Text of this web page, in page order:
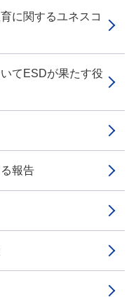
に関するユネスコ
てESDが果たす役
報告